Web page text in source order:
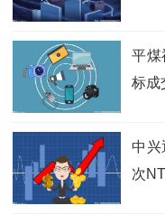
平煤
标成
中兴
次